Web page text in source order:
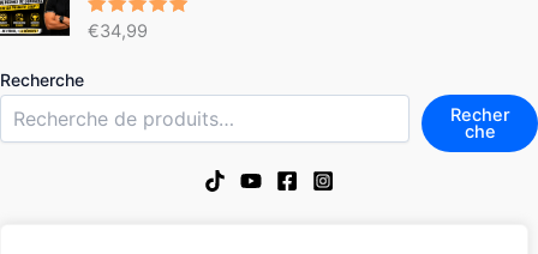
Note4.86
sur 5
€34,99
Recherche
Recher
che